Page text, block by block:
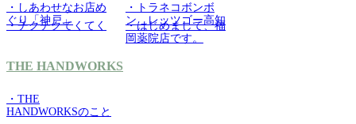
・しあわせなお店め
ぐり「神戸」
・トラネコボンボ
ン レッツゴー高知
・チクチクてくてく
・はじめまして、福
岡薬院店です。
THE HANDWORKS
・THE
HANDWORKSのこと